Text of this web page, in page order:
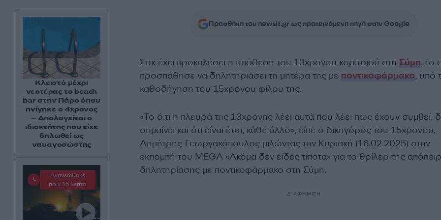
Προσθήκη του newsit.gr ως προτεινόμενη πηγή στην Google
Σοκ έχει προκαλέσει η υπόθεση του 13χρονου κοριτσιού στη Σύμη, το
προσπάθησε να δηλητηριάσει τη μητέρα της με ποντικοφάρμακο, υπό
καθοδήγηση του 15χρονου φίλου της.
«Το ό,τι η πλευρά της 13χρονης λέει αυτά που λέει πως έχουν συμβεί,
σημαίνει και ότι είναι έτσι, κάθε άλλο», είπε ο δικηγόρος του 15χρονου,
Δημήτρης Γεωργακόπουλος μιλώντας την Κυριακή (16.02.2025) στην
εκπομπή του MEGA «Ακόμα δεν είδες τίποτα» για το θρίλερ της
δηλητηρίασης με ποντικοφάρμακο στη Σύμη.
ΔΙΑΦΗΜΙΣΗ
Κλειστό μέχρι
νεοτέρας το beach
bar στην Πάρο όπου
πνίγηκε ο 4χρονος
– Απολογείται ο
ιδιοκτήτης που είχε
δηλωθεί ως
ναυαγοσώστης
Ανανεώθηκε
πριν 15 λεπτά